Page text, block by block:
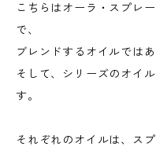
こちらはオーラ・スプレ
で、
ブレンドするオイルではあ
そして、シリーズのオイ
す。
それぞれのオイルは、ス